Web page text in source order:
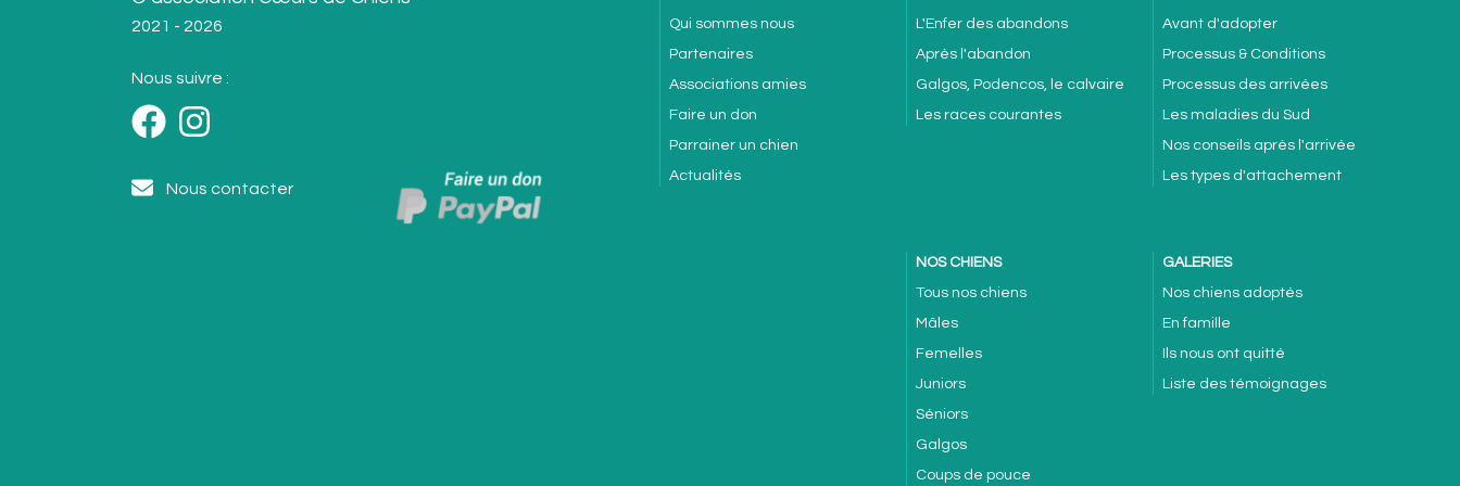
2021 - 2026
Nous suivre :
Nous contacter
Qui sommes nous
Partenaires
Associations amies
Faire un don
Parrainer un chien
Actualités
L'Enfer des abandons
Après l'abandon
Galgos, Podencos, le calvaire
Les races courantes
Avant d'adopter
Processus & Conditions
Processus des arrivées
Les maladies du Sud
Nos conseils après l'arrivée
Les types d'attachement
NOS CHIENS
Tous nos chiens
Mâles
Femelles
Juniors
Séniors
Galgos
Coups de pouce
GALERIES
Nos chiens adoptés
En famille
Ils nous ont quitté
Liste des témoignages